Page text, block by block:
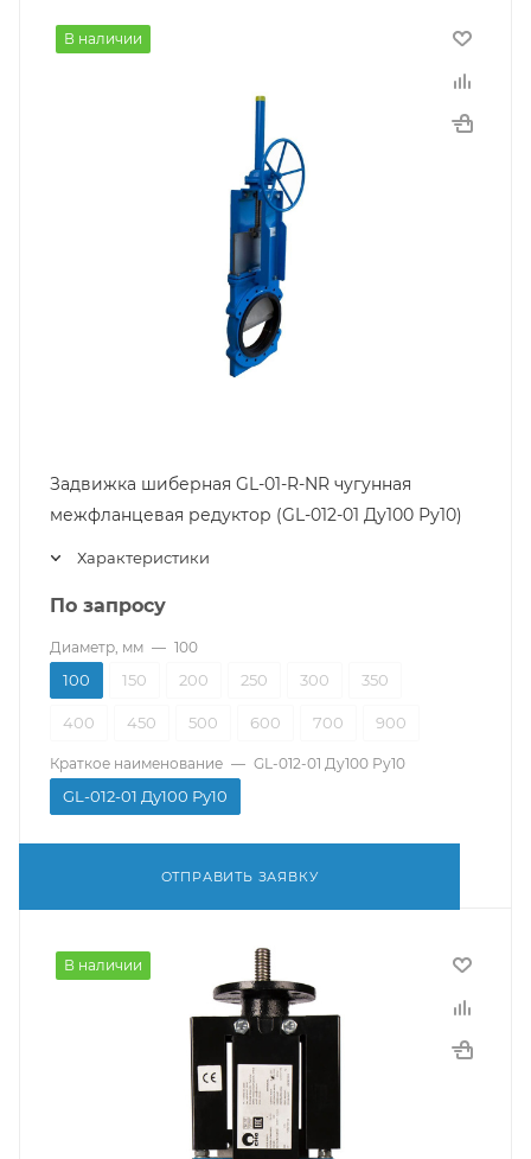
В наличии
Задвижка шиберная GL-01-R-NR чугунная
межфланцевая редуктор (GL-012-01 Ду100 Ру10)
Характеристики
По запросу
Диаметр, мм — 100
100 150 200 250 300 350
400 450 500 600 700 900
Краткое наименование — GL-012-01 Ду100 Ру10
GL-012-01 Ду100 Ру10
ОТПРАВИТЬ ЗАЯВКУ
В наличии